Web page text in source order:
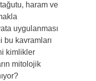
haram ve
uygulanması
bu kavramları
kimlikler
mitolojik